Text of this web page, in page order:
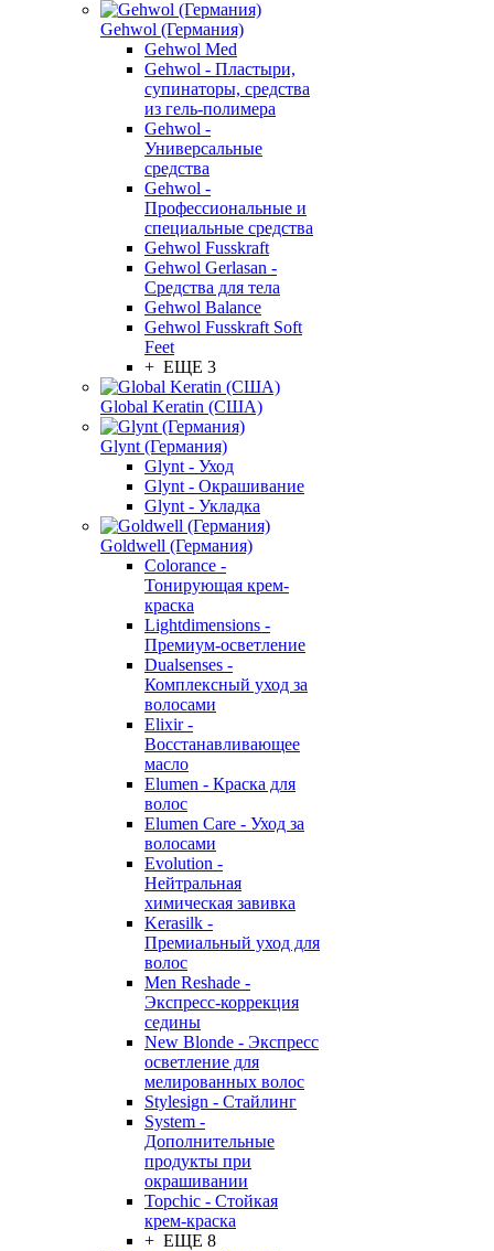
Gehwol (Германия)
Gehwol Med
Gehwol - Пластыри,
супинаторы, средства
из гель-полимера
Gehwol -
Универсальные
средства
Gehwol -
Профессиональные и
специальные средства
Gehwol Fusskraft
Gehwol Gerlasan -
Средства для тела
Gehwol Balance
Gehwol Fusskraft Soft
Feet
+ ЕЩЕ 3
Global Keratin (США)
Glynt (Германия)
Glynt - Уход
Glynt - Окрашивание
Glynt - Укладка
Goldwell (Германия)
Colorance -
Тонирующая крем-
краска
Lightdimensions -
Премиум-осветление
Dualsenses -
Комплексный уход за
волосами
Elixir -
Восстанавливающее
масло
Elumen - Краска для
волос
Elumen Care - Уход за
волосами
Evolution -
Нейтральная
химическая завивка
Kerasilk -
Премиальный уход для
волос
Men Reshade -
Экспресс-коррекция
седины
New Blonde - Экспресс
осветление для
мелированных волос
Stylesign - Стайлинг
System -
Дополнительные
продукты при
окрашивании
Topchic - Стойкая
крем-краска
+ ЕЩЕ 8